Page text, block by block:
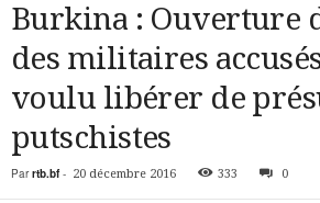
Burkina : Ouverture
des militaires
voulu libérer de
putschistes
Par rtb.bf- 20 décembre 2016 333 0